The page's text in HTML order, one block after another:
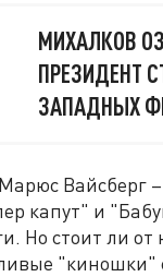
МИХАЛКОВ
ПРЕЗИДЕНТ
ЗАПАДНЫХ
Вайсберг
капут" и
Но стоит ли от
"киношки"